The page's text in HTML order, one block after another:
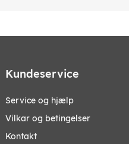
Kundeservice
Service og hjælp
Vilkar og betingelser
Kontakt